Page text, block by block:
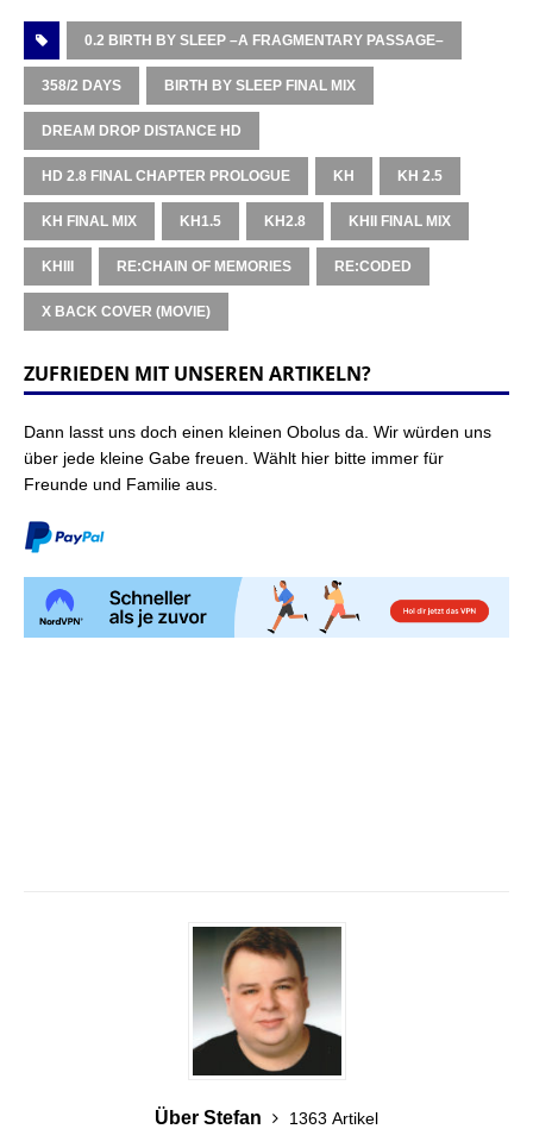
0.2 BIRTH BY SLEEP –A FRAGMENTARY PASSAGE–
358/2 DAYS BIRTH BY SLEEP FINAL MIX
DREAM DROP DISTANCE HD
HD 2.8 FINAL CHAPTER PROLOGUE KH KH 2.5
KH FINAL MIX KH1.5 KH2.8 KHII FINAL MIX
KHIII RE:CHAIN OF MEMORIES RE:CODED
Χ BACK COVER (MOVIE)
ZUFRIEDEN MIT UNSEREN ARTIKELN?
Dann lasst uns doch einen kleinen Obolus da. Wir würden uns
über jede kleine Gabe freuen. Wählt hier bitte immer für
Freunde und Familie aus.
Über Stefan
1363 Artikel